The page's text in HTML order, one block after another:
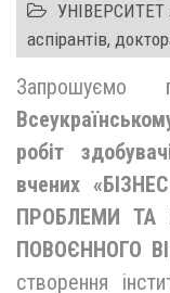
УНІВЕРСИТЕТ
аспірантів,
робіт
вчених
ПРОБЛЕМИ ТА
ПОВОЄННОГО
створення